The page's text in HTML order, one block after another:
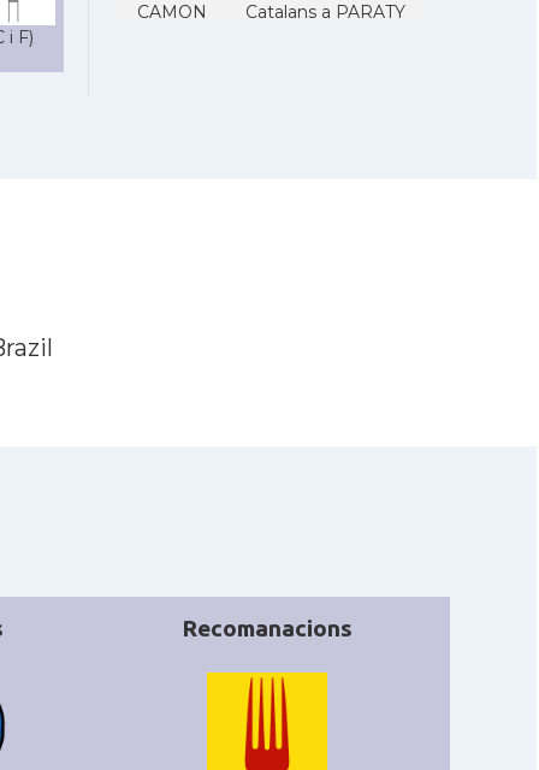
i F)
CAMON Catalans a PARATY
Casal
Catalonia
Instituto Brasileiro
de Filosofia e Ciência
"Raimundo Lúlio\"
Recomanacions